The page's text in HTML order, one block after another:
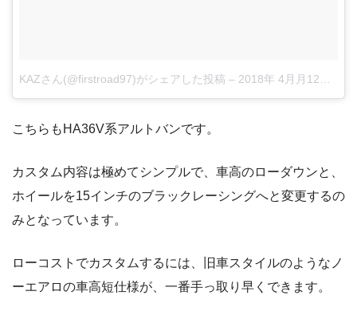
KAZさん(@firstroad97)がシェアした投稿 – 2018年 4月月12日午後4時47分PDT
こちらもHA36V系アルトバンです。
カスタム内容は極めてシンプルで、車高のローダウンと、
ホイールを15インチのブラックレーシングへと変更するの
みとなっています。
ローコストでカスタムするには、旧車スタイルのようなノ
ーエアロの車高短仕様が、一番手っ取り早くできます。